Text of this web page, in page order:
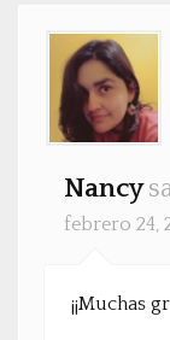
Nancy
febrero 24,
¡¡Muchas